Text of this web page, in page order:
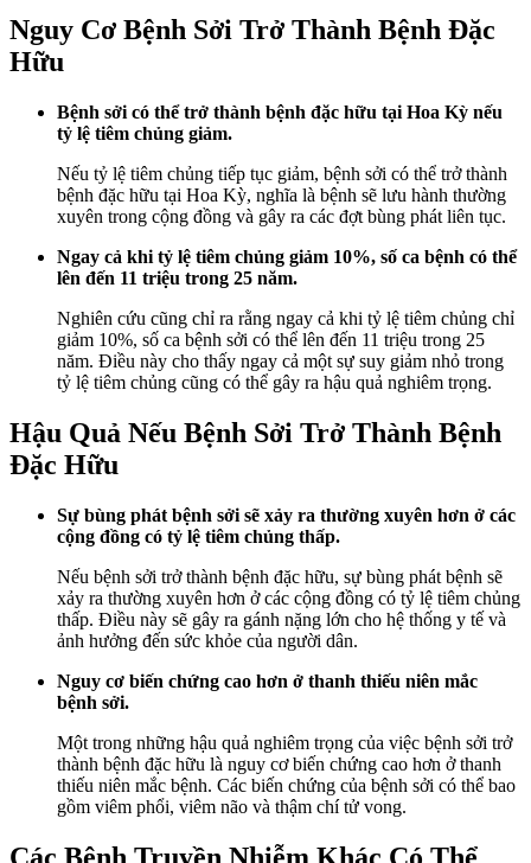
Nguy Cơ Bệnh Sởi Trở Thành Bệnh Đặc
Hữu
Bệnh sởi có thể trở thành bệnh đặc hữu tại Hoa Kỳ nếu
tỷ lệ tiêm chủng giảm.
Nếu tỷ lệ tiêm chủng tiếp tục giảm, bệnh sởi có thể trở thành
bệnh đặc hữu tại Hoa Kỳ, nghĩa là bệnh sẽ lưu hành thường
xuyên trong cộng đồng và gây ra các đợt bùng phát liên tục.
Ngay cả khi tỷ lệ tiêm chủng giảm 10%, số ca bệnh có thể
lên đến 11 triệu trong 25 năm.
Nghiên cứu cũng chỉ ra rằng ngay cả khi tỷ lệ tiêm chủng chỉ
giảm 10%, số ca bệnh sởi có thể lên đến 11 triệu trong 25
năm. Điều này cho thấy ngay cả một sự suy giảm nhỏ trong
tỷ lệ tiêm chủng cũng có thể gây ra hậu quả nghiêm trọng.
Hậu Quả Nếu Bệnh Sởi Trở Thành Bệnh
Đặc Hữu
Sự bùng phát bệnh sởi sẽ xảy ra thường xuyên hơn ở các
cộng đồng có tỷ lệ tiêm chủng thấp.
Nếu bệnh sởi trở thành bệnh đặc hữu, sự bùng phát bệnh sẽ
xảy ra thường xuyên hơn ở các cộng đồng có tỷ lệ tiêm chủng
thấp. Điều này sẽ gây ra gánh nặng lớn cho hệ thống y tế và
ảnh hưởng đến sức khỏe của người dân.
Nguy cơ biến chứng cao hơn ở thanh thiếu niên mắc
bệnh sởi.
Một trong những hậu quả nghiêm trọng của việc bệnh sởi trở
thành bệnh đặc hữu là nguy cơ biến chứng cao hơn ở thanh
thiếu niên mắc bệnh. Các biến chứng của bệnh sởi có thể bao
gồm viêm phổi, viêm não và thậm chí tử vong.